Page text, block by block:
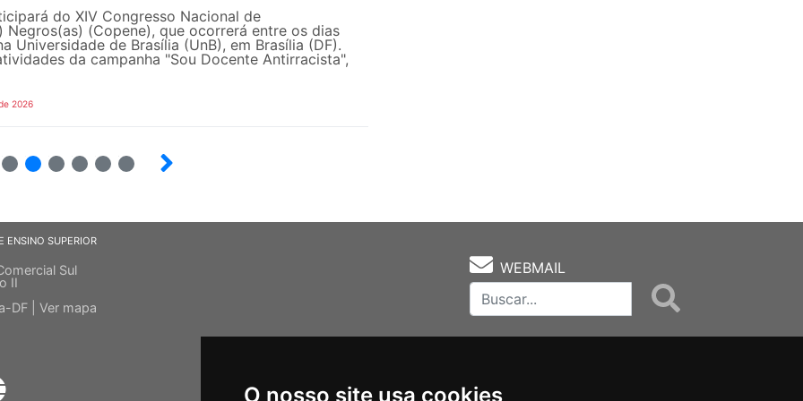
O nosso site usa cookies
do XIV Congresso Nacional de
Negros(as) (Copene), que ocorrerá entre os dias
Universidade de Brasília (UnB), em Brasília (DF).
da campanha "Sou Docente Antirracista",
2026
ENSINO SUPERIOR
Sul
II
DF | Ver mapa
WEBMAIL